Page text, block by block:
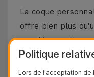
La coque
offre bien plus
supplémentaire
offrent une touche
téléphone
Politique
Lors de l'acceptation